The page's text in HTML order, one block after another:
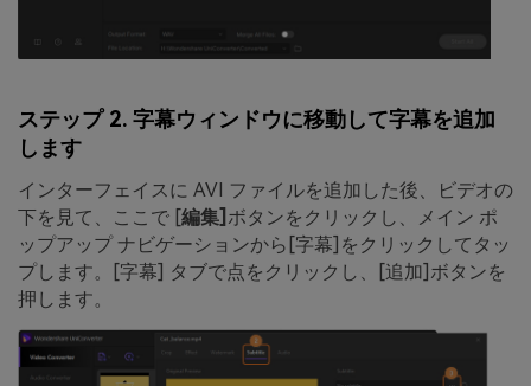
ステップ 2. 字幕ウィンドウに移動して字幕を追加
します
インターフェイスに AVI ファイルを追加した後、ビデオの
下を見て、ここで [編集] ボタンをクリックし、メイン ポ
ップアップ ナビゲーションから [字幕]をクリックしてタッ
プします。
[字幕] タブで点をクリックし、 [追加] ボタンを
押します。